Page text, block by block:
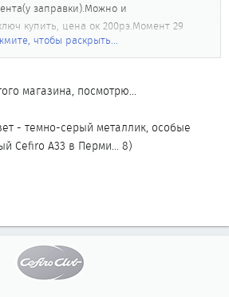
заправки).Можно и
купить, цена ок 200рэ.Момент 29
чтобы раскрыть...
магазина, посмотрю...
- темно-серый металлик, особые
Cefiro A33 в Перми... 8)